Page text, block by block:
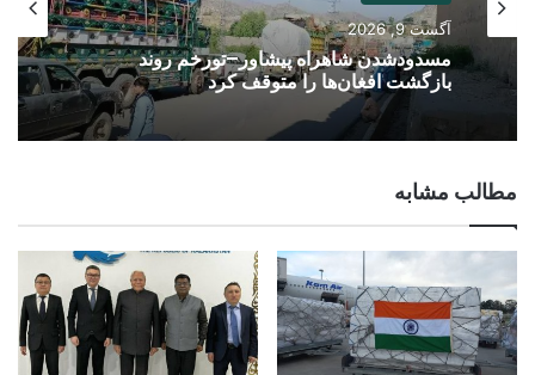
آگست 9, 2026
مسدودشدن شاهراه پیشاور–تورخم روند
بازگشت افغان‌ها را متوقف کرد
مطالب مشابه